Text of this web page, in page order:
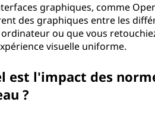
graphiques, comme
des graphiques entre les
ou que vous
visuelle uniforme.
est l'impact des
?